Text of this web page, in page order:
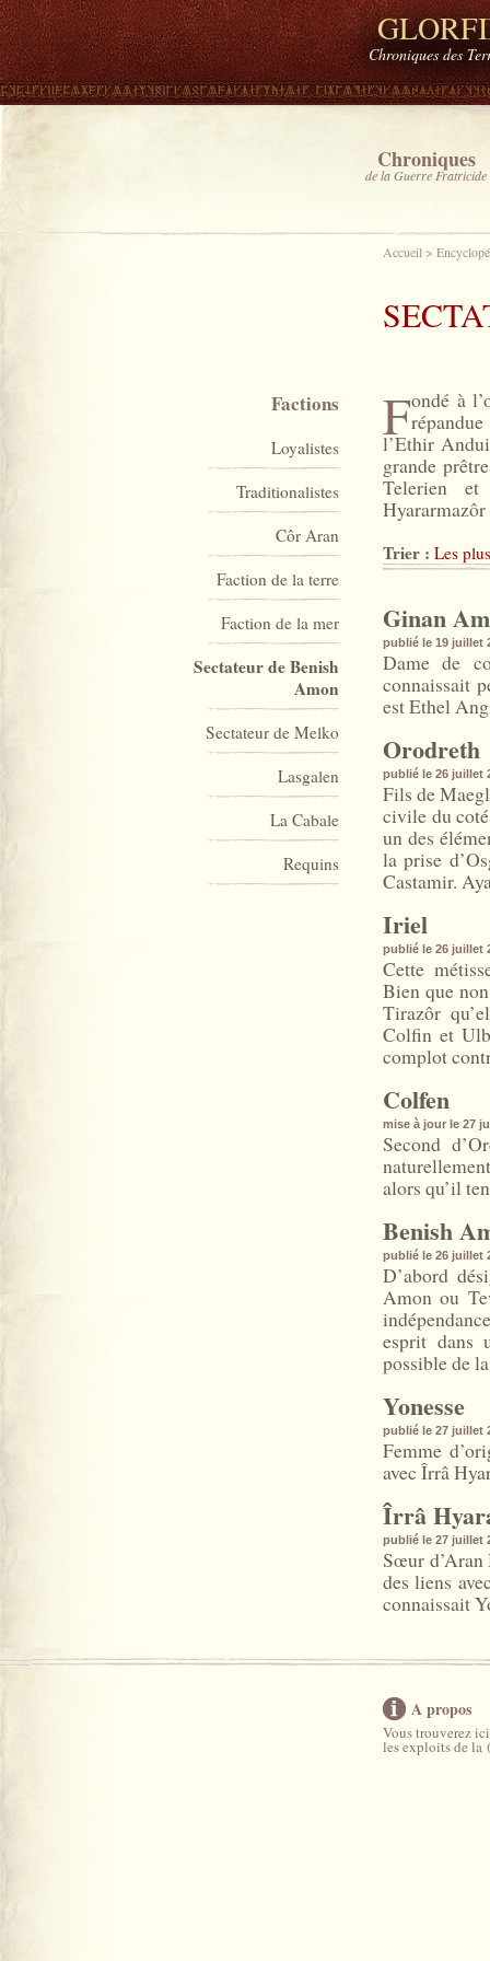
Chroniques des
Chroniques
de la Guerre Fratricide
Accueil >
Fondé à
l’Ethir
grande
Telerien
Hyararmazôr
Trier : Les
Ginan
publié le 19 juillet
Dame de
connaissait
est Ethel
Orodreth
publié le 26 juillet
Fils de
civile du
un des
la prise
Castamir.
Iriel
publié le 26 juillet
Cette
Bien que
Tirazôr
Colfin et
complot
Colfen
mise à jour le 27
Second
alors qu’il
Benish
publié le 26 juillet
D’abord
Amon ou
esprit dans
possible de
Yonesse
publié le 27 juillet
Femme
avec Îrrâ
Îrrâ
publié le 27 juillet
Sœur d’Aran
des liens
connaissait
Factions
Loyalistes
Traditionalistes
Côr Aran
Faction de la terre
Faction de la mer
Sectateur de Benish
Amon
Sectateur de Melko
Lasgalen
La Cabale
Requins
A propos
Vous trouverez
les exploits de